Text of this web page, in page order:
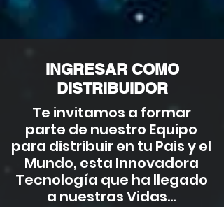
INGRESAR COMO
DISTRIBUIDOR
Te invitamos a formar
parte de nuestro Equipo
para distribuir en tu Pais y el
Mundo, esta Innovadora
Tecnología que ha llegado
a nuestras Vidas...